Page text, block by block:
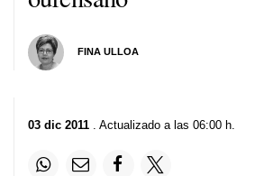
FINA ULLOA
03 dic 2011 . Actualizado a las 06:00 h.